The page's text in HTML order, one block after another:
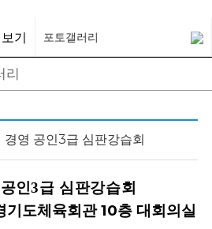
포토갤러리
리
영 공인3급 심판강습회
공인3급 심판강습회
도체육회관 10층 대회의실